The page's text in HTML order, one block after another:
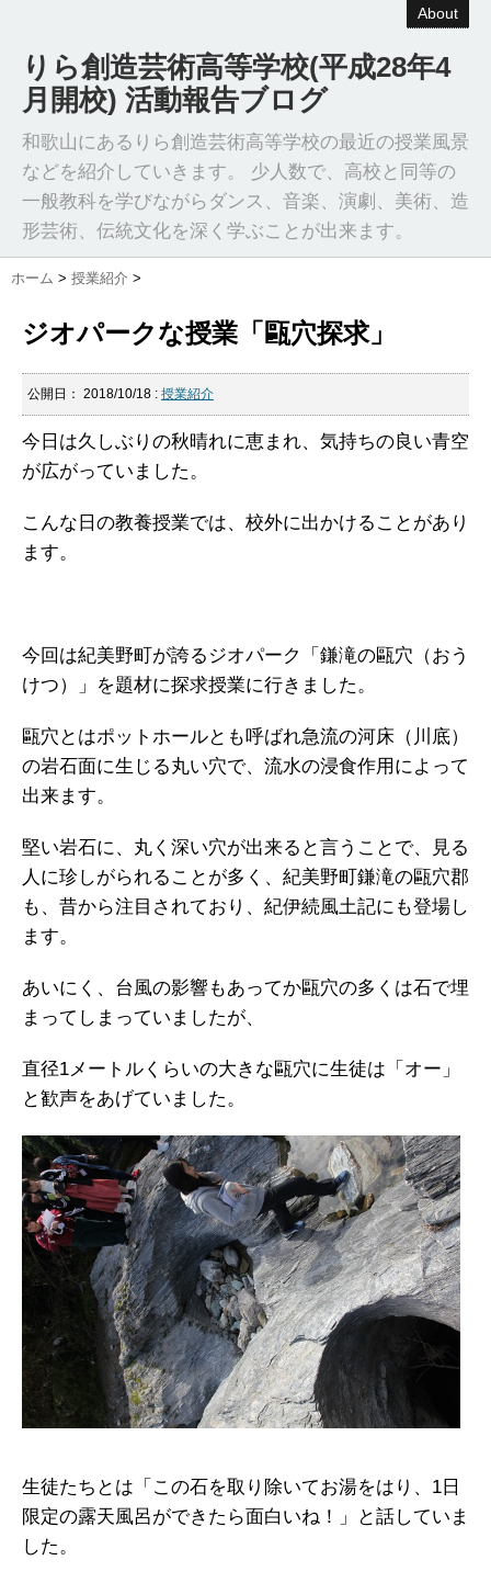
About
りら創造芸術高等学校(平成28年4
月開校) 活動報告ブログ
和歌山にあるりら創造芸術高等学校の最近の授業風景
などを紹介していきます。 少人数で、高校と同等の
一般教科を学びながらダンス、音楽、演劇、美術、造
形芸術、伝統文化を深く学ぶことが出来ます。
ホーム > 授業紹介 >
ジオパークな授業「甌穴探求」
公開日： 2018/10/18 : 授業紹介
今日は久しぶりの秋晴れに恵まれ、気持ちの良い青空
が広がっていました。
こんな日の教養授業では、校外に出かけることがあり
ます。
今回は紀美野町が誇るジオパーク「鎌滝の甌穴（おう
けつ）」を題材に探求授業に行きました。
甌穴とはポットホールとも呼ばれ急流の河床（川底）
の岩石面に生じる丸い穴で、流水の浸食作用によって
出来ます。
堅い岩石に、丸く深い穴が出来ると言うことで、見る
人に珍しがられることが多く、紀美野町鎌滝の甌穴郡
も、昔から注目されており、紀伊続風土記にも登場し
ます。
あいにく、台風の影響もあってか甌穴の多くは石で埋
まってしまっていましたが、
直径1メートルくらいの大きな甌穴に生徒は「オー」
と歓声をあげていました。
生徒たちとは「この石を取り除いてお湯をはり、1日
限定の露天風呂ができたら面白いね！」と話していま
した。